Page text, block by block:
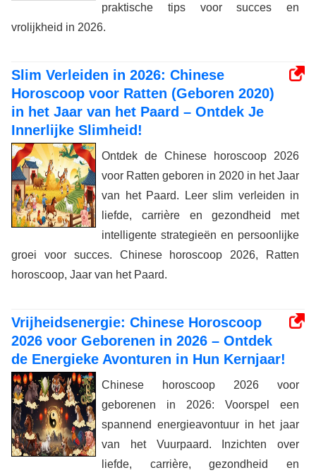
praktische tips voor succes en
vrolijkheid in 2026.
Slim Verleiden in 2026: Chinese
Horoscoop voor Ratten (Geboren 2020)
in het Jaar van het Paard – Ontdek Je
Innerlijke Slimheid!
Ontdek de Chinese horoscoop 2026
voor Ratten geboren in 2020 in het Jaar
van het Paard. Leer slim verleiden in
liefde, carrière en gezondheid met
intelligente strategieën en persoonlijke
groei voor succes. Chinese horoscoop 2026, Ratten
horoscoop, Jaar van het Paard.
Vrijheidsenergie: Chinese Horoscoop
2026 voor Geborenen in 2026 – Ontdek
de Energieke Avonturen in Hun Kernjaar!
Chinese horoscoop 2026 voor
geborenen in 2026: Voorspel een
spannend energieavontuur in het jaar
van het Vuurpaard. Inzichten over
liefde, carrière, gezondheid en